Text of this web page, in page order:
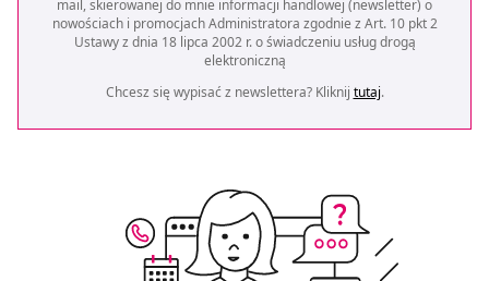
mail, skierowanej do mnie informacji handlowej (newsletter) o
nowościach i promocjach Administratora zgodnie z Art. 10 pkt 2
Ustawy z dnia 18 lipca 2002 r. o świadczeniu usług drogą
elektroniczną
Chcesz się wypisać z newslettera? Kliknij tutaj.